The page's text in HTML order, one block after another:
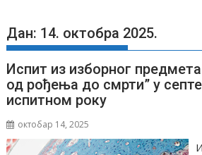
Дан: 14. октобра 2025.
Испит из изборног
од рођења до смрти” у
испитном року
октобар 14, 2025